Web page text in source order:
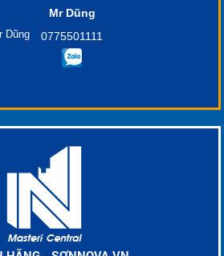
Mr Dũng
0775501111